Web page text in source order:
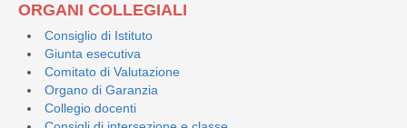
ORGANI COLLEGIALI
Consiglio di Istituto
Giunta esecutiva
Comitato di Valutazione
Organo di Garanzia
Collegio docenti